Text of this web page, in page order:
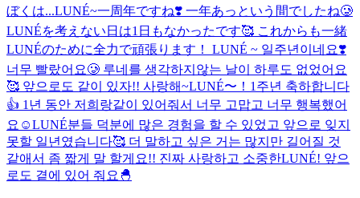
ぼくは...LUNÉ~一周年ですね❣️ 一年あっという間でしたね🥲
LUNÉを考えない日は1日もなかったです🥰 これからも一緒
LUNÉのために全力で頑張ります！ LUNÉ ~ 일주년이네요❣️
너무 빨랐어요🥲 루네를 생각하지않는 날이 하루도 없었어요
🥰 앞으로도 같이 있자!! 사랑해~LUNÉ〜！1주년 축하합니다
👍 1년 동안 저희랑같이 있어줘서 너무 고맙고 너무 행복했어
요☺️LUNÉ분들 덕분에 많은 경험을 할 수 있었고 앞으로 잊지
못할 일년였습니다🥰 더 말하고 싶은 거는 많지만 길어질 것
같애서 좀 짧게 말 할게요!! 진짜 사랑하고 소중한LUNÉ! 앞으
로도 곁에 있어 줘요🐣